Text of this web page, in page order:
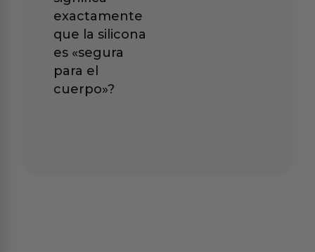
exactamente
que la silicona
es «segura
para el
cuerpo»?